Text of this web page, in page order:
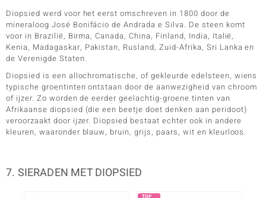
Diopsied werd voor het eerst omschreven in 1800 door de
mineraloog José Bonifácio de Andrada e Silva. De steen komt
voor in Brazilië, Birma, Canada, China, Finland, India, Italië,
Kenia, Madagaskar, Pakistan, Rusland, Zuid-Afrika, Sri Lanka en
de Verenigde Staten.
Diopsied is een allochromatische, of gekleurde edelsteen, wiens
typische groentinten ontstaan door de aanwezigheid van chroom
of ijzer. Zo worden de eerder geelachtig-groene tinten van
Afrikaanse diopsied (die een beetje doet denken aan peridoot)
veroorzaakt door ijzer. Diopsied bestaat echter ook in andere
kleuren, waaronder blauw, bruin, grijs, paars, wit en kleurloos.
7. SIERADEN MET DIOPSIED